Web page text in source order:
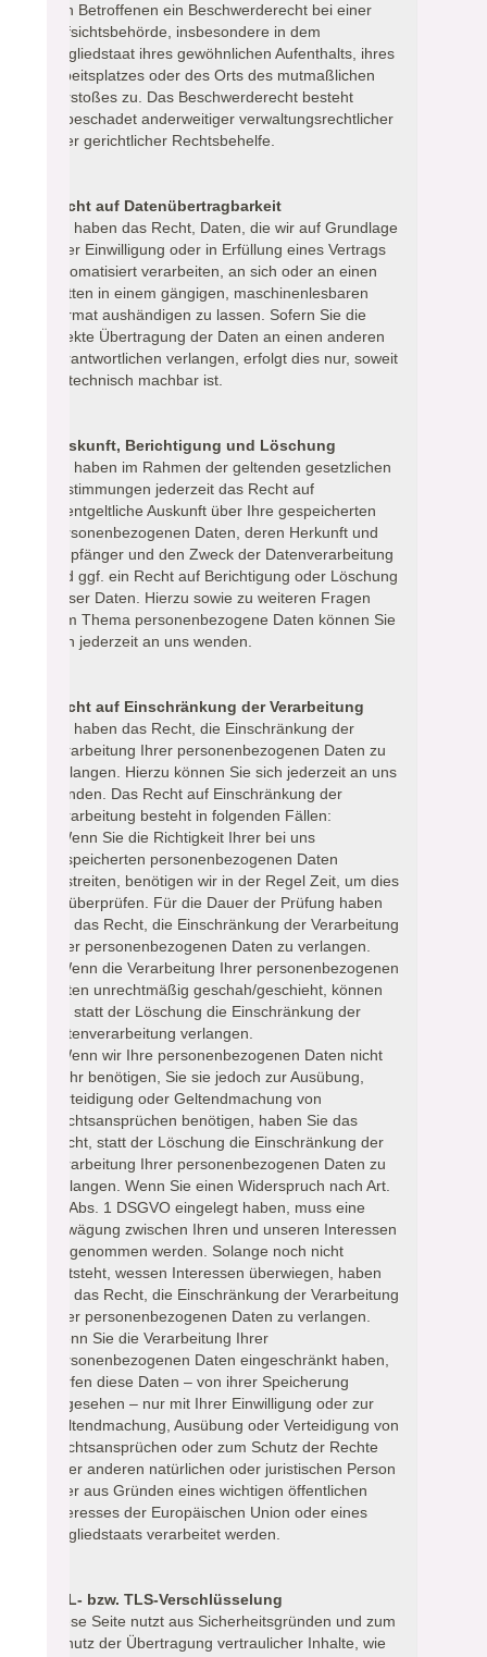
den Betroffenen ein Beschwerderecht bei einer
Aufsichtsbehörde, insbesondere in dem
Mitgliedstaat ihres gewöhnlichen Aufenthalts, ihres
Arbeitsplatzes oder des Orts des mutmaßlichen
Verstoßes zu. Das Beschwerderecht besteht
unbeschadet anderweitiger verwaltungsrechtlicher
oder gerichtlicher Rechtsbehelfe.
Recht auf Datenübertragbarkeit
Sie haben das Recht, Daten, die wir auf Grundlage
Ihrer Einwilligung oder in Erfüllung eines Vertrags
automatisiert verarbeiten, an sich oder an einen
Dritten in einem gängigen, maschinenlesbaren
Format aushändigen zu lassen. Sofern Sie die
direkte Übertragung der Daten an einen anderen
Verantwortlichen verlangen, erfolgt dies nur, soweit
es technisch machbar ist.
Auskunft, Berichtigung und Löschung
Sie haben im Rahmen der geltenden gesetzlichen
Bestimmungen jederzeit das Recht auf
unentgeltliche Auskunft über Ihre gespeicherten
personenbezogenen Daten, deren Herkunft und
Empfänger und den Zweck der Datenverarbeitung
und ggf. ein Recht auf Berichtigung oder Löschung
dieser Daten. Hierzu sowie zu weiteren Fragen
zum Thema personenbezogene Daten können Sie
sich jederzeit an uns wenden.
Recht auf Einschränkung der Verarbeitung
Sie haben das Recht, die Einschränkung der
Verarbeitung Ihrer personenbezogenen Daten zu
verlangen. Hierzu können Sie sich jederzeit an uns
wenden. Das Recht auf Einschränkung der
Verarbeitung besteht in folgenden Fällen:
- Wenn Sie die Richtigkeit Ihrer bei uns
gespeicherten personenbezogenen Daten
bestreiten, benötigen wir in der Regel Zeit, um dies
zu überprüfen. Für die Dauer der Prüfung haben
Sie das Recht, die Einschränkung der Verarbeitung
Ihrer personenbezogenen Daten zu verlangen.
- Wenn die Verarbeitung Ihrer personenbezogenen
Daten unrechtmäßig geschah/geschieht, können
Sie statt der Löschung die Einschränkung der
Datenverarbeitung verlangen.
- Wenn wir Ihre personenbezogenen Daten nicht
mehr benötigen, Sie sie jedoch zur Ausübung,
Verteidigung oder Geltendmachung von
Rechtsansprüchen benötigen, haben Sie das
Recht, statt der Löschung die Einschränkung der
Verarbeitung Ihrer personenbezogenen Daten zu
verlangen. Wenn Sie einen Widerspruch nach Art.
21 Abs. 1 DSGVO eingelegt haben, muss eine
Abwägung zwischen Ihren und unseren Interessen
vorgenommen werden. Solange noch nicht
feststeht, wessen Interessen überwiegen, haben
Sie das Recht, die Einschränkung der Verarbeitung
Ihrer personenbezogenen Daten zu verlangen.
Wenn Sie die Verarbeitung Ihrer
personenbezogenen Daten eingeschränkt haben,
dürfen diese Daten – von ihrer Speicherung
abgesehen – nur mit Ihrer Einwilligung oder zur
Geltendmachung, Ausübung oder Verteidigung von
Rechtsansprüchen oder zum Schutz der Rechte
einer anderen natürlichen oder juristischen Person
oder aus Gründen eines wichtigen öffentlichen
Interesses der Europäischen Union oder eines
Mitgliedstaats verarbeitet werden.
SSL- bzw. TLS-Verschlüsselung
Diese Seite nutzt aus Sicherheitsgründen und zum
Schutz der Übertragung vertraulicher Inhalte, wie